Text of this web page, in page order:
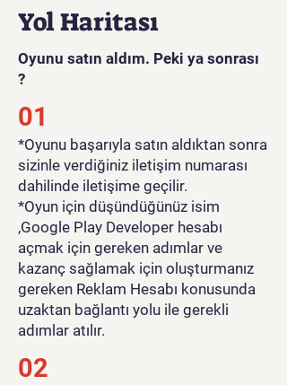
enerjiye dönüştürün. Ne kadar
çok antrenman yaparsanız o
kadar güçlü olursunuz!
yeni bölgelerin kilidini açmak
için enerjinizi kullanın.
Mini Savaş Oyunları: Daha
fazla yükseltmenin anahtarı
olan paraları kazanmak için
adrenalin dolu mini dövüş
oyunlarında gücünüzü ve
çevikliğinizi test edin.
Çeşitli İçerik: Oyunda
ilerledikçe çeşitli mahsulleri,
Yol Haritası
Oyunu satın aldım. Peki ya sonrası
?
01
*Oyunu başarıyla satın aldıktan sonra
sizinle verdiğiniz iletişim numarası
dahilinde iletişime geçilir.
*Oyun için düşündüğünüz isim
,Google Play Developer hesabı
açmak için gereken adımlar ve
kazanç sağlamak için oluşturmanız
gereken Reklam Hesabı konusunda
uzaktan bağlantı yolu ile gerekli
adımlar atılır.
02